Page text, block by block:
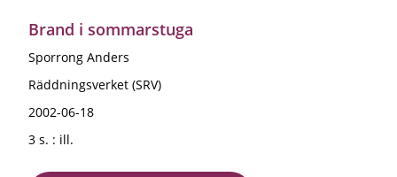
Brand i sommarstuga
Sporrong Anders
Räddningsverket (SRV)
2002-06-18
3 s. : ill.